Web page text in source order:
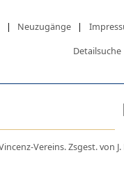
| Neuzugänge |
Detailsuche
Vereins. Zsgest. von J.